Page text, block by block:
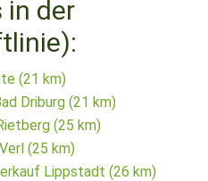
in der
(21 km)
Driburg (21 km)
(25 km)
(25 km)
Lippstadt (26 km)